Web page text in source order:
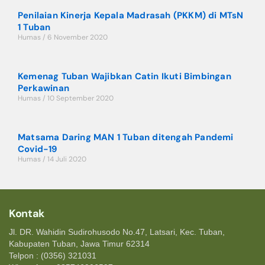
Penilaian Kinerja Kepala Madrasah (PKKM) di MTsN
1 Tuban
Humas 6 November 2020
Kemenag Tuban Wajibkan Catin Ikuti Bimbingan
Perkawinan
Humas 10 September 2020
Matsama Daring MAN 1 Tuban ditengah Pandemi
Covid-19
Humas 14 Juli 2020
Kontak
Jl. DR. Wahidin Sudirohusodo No.47, Latsari, Kec. Tuban,
Kabupaten Tuban, Jawa Timur 62314
Telpon : (0356) 321031